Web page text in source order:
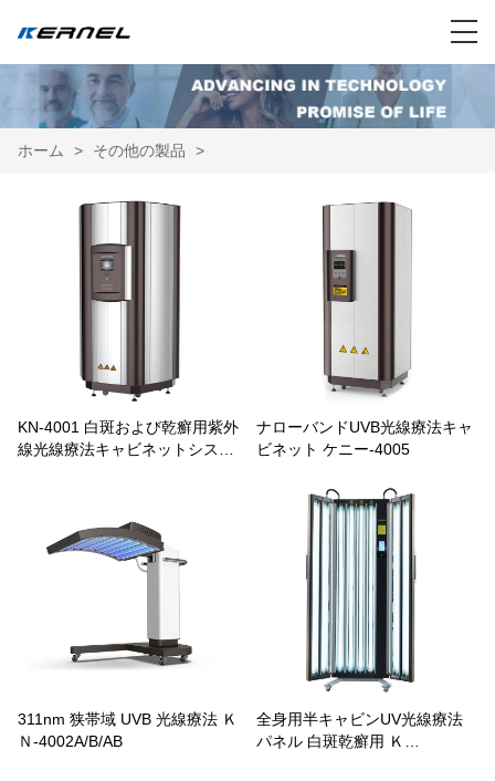
ホーム > その他の製品 >
KN-4001 白斑および乾癬用紫外
線光線療法キャビネットシステ
ナローバンドUVB光線療法キャ
ビネット ケニー-4005
311nm 狭帯域 UVB 光線療法 Ｋ
Ｎ-4002A/B/AB
全身用半キャビンUV光線療法
パネル 白斑乾癬用 Ｋ